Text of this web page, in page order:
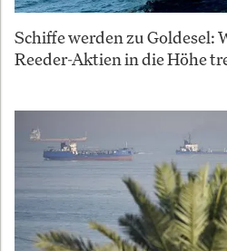
Schiffe werden zu
Reeder-Aktien in die Höhe